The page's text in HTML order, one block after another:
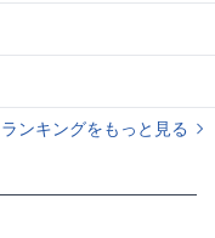
ンキングをもっと見る